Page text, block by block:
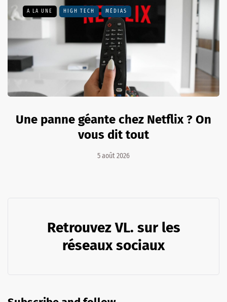
A LA UNE HIGH TECH MÉDIAS
Une panne géante chez Netflix ? On
vous dit tout
5 août 2026
Retrouvez VL. sur les
réseaux sociaux